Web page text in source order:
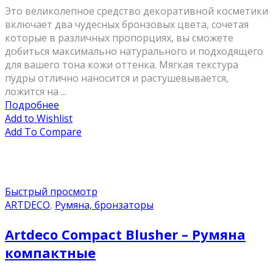
Это великолепное средство декоративной косметики
включает два чудесных бронзовых цвета, сочетая
которые в различных пропорциях, вы сможете
добиться максимально натурального и подходящего
для вашего тона кожи оттенка. Мягкая текстура
пудры отлично наносится и растушевывается,
ложится на ...
Подробнее
Add to Wishlist
Add To Compare
Быстрый просмотр
ARTDECO, Румяна, бронзаторы
Artdeco Compact Blusher – Румяна
компактные